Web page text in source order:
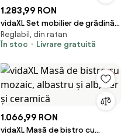
1.283,99 RON
vidaXL Set mobilier de grădină
cu perne, 2 piese, gri, poliratan
Reglabil, din ratan
În stoc
Livrare gratuită
1.066,99 RON
vidaXL Masă de bistro cu